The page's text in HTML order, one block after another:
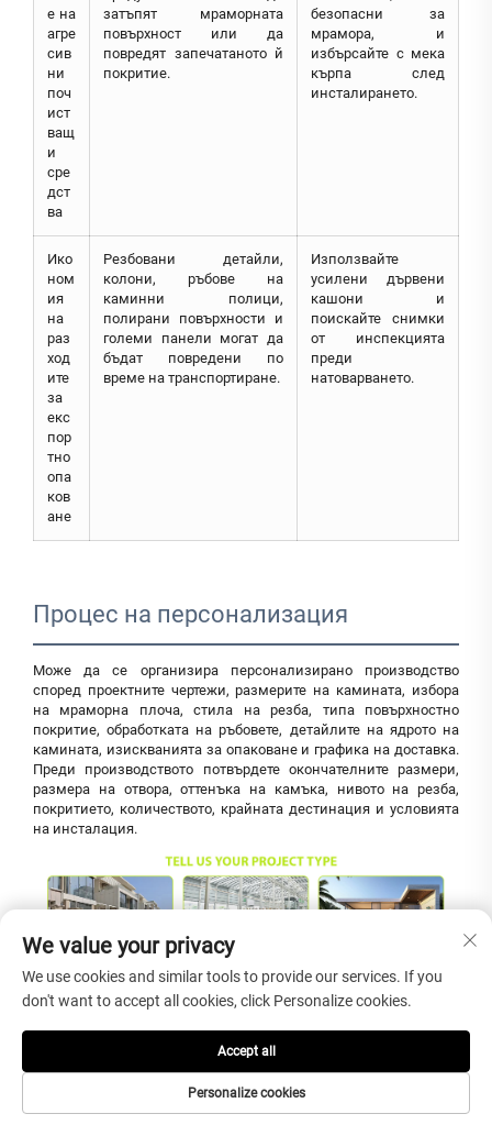
е на
агре
сив
ни
поч
ист
ващ
и
сре
дст
ва
затъпят мраморната
повърхност или да
повредят запечатаното й
покритие.
безопасни за
мрамора, и
избърсайте с мека
кърпа след
инсталирането.
Ико
ном
ия
на
раз
ход
ите
за
екс
пор
тно
опа
ков
ане
Резбовани детайли,
колони, ръбове на
каминни полици,
полирани повърхности и
големи панели могат да
бъдат повредени по
време на транспортиране.
Използвайте
усилени дървени
кашони и
поискайте снимки
от инспекцията
преди
натоварването.
Процес на персонализация
Може да се организира персонализирано производство
според проектните чертежи, размерите на камината, избора
на мраморна плоча, стила на резба, типа повърхностно
покритие, обработката на ръбовете, детайлите на ядрото на
камината, изискванията за опаковане и графика на доставка.
Преди производството потвърдете окончателните размери,
размера на отвора, оттенъка на камъка, нивото на резба,
покритието, количеството, крайната дестинация и условията
на инсталация.
We value your privacy
We use cookies and similar tools to provide our services. If you
don't want to accept all cookies, click Personalize cookies.
Personalize cookies
Accept all